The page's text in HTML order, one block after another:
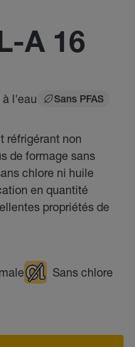
A 16
l'eau Sans PFAS
réfrigérant non
de formage sans
chlore ni huile
en quantité
propriétés de
Sans chlore